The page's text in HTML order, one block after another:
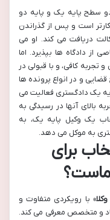
دو سطح پایه یک و پایه دو
کارتر است و پس از گذراندن
دریافت می کند. او می
از دادگاه ها بپذیرد. اما
تجربه کافی، و با قبولی در
و در انواع پرونده ها
یک دادگستری فعالیت می
بالای آنها در رسیدگی به
یک وکیل پایه یک، به
به موکل می دهد.
برای
» با رویکردی متفاوت و
و متخصص معرفی می کند.